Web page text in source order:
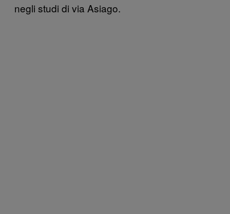
negli studi di via Asiago.